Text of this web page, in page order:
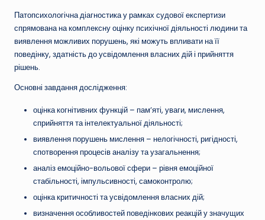
Патопсихологічна діагностика у рамках судової експертизи
спрямована на комплексну оцінку психічної діяльності людини та
виявлення можливих порушень, які можуть впливати на її
поведінку, здатність до усвідомлення власних дій і прийняття
рішень.
Основні завдання дослідження:
оцінка когнітивних функцій – пам’яті, уваги, мислення,
сприйняття та інтелектуальної діяльності;
виявлення порушень мислення – нелогічності, ригідності,
спотворення процесів аналізу та узагальнення;
аналіз емоційно-вольової сфери – рівня емоційної
стабільності, імпульсивності, самоконтролю;
оцінка критичності та усвідомлення власних дій;
визначення особливостей поведінкових реакцій у значущих